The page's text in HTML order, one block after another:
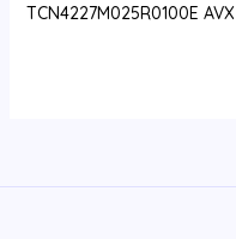
TCN4227M025R0100E AVX